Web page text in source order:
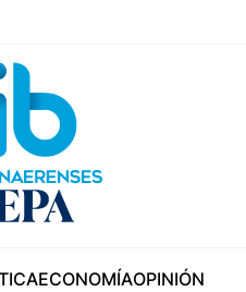
ECONOMÍAOPINIÓN